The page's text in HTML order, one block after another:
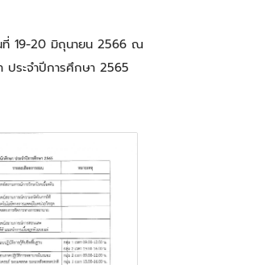
ที่ 19-20 มิถุนายน 2566 ณ
ประจำปีการศึกษา 2565